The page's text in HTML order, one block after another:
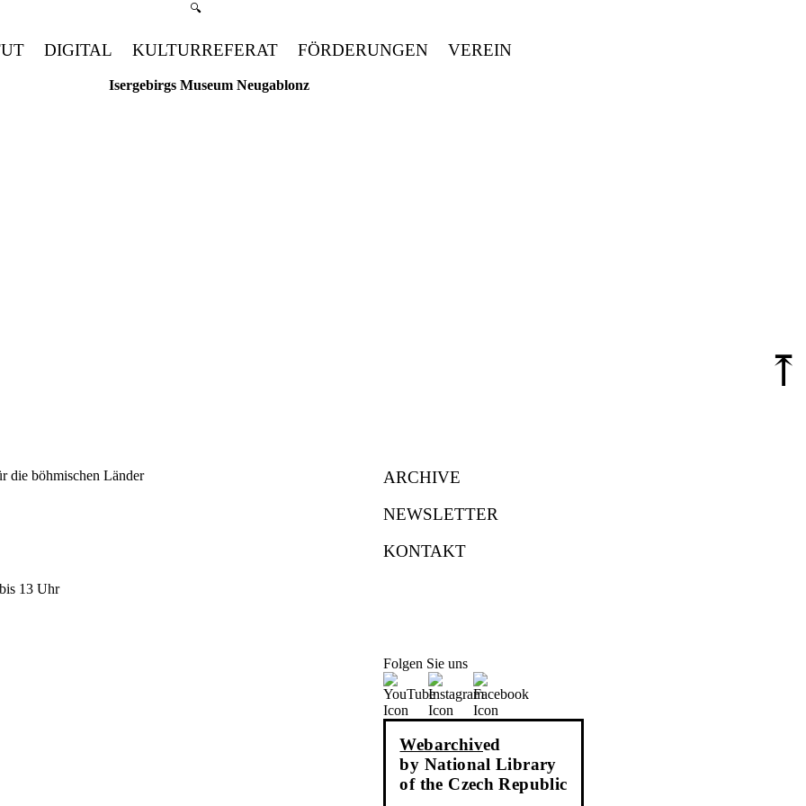
Suchmenü öffnen
🔍
DIGITAL KULTURREFERAT FÖRDERUNGEN VEREIN
Isergebirgs Museum Neugablonz
⤒
13 Uhr
ARCHIVE
NEWSLETTER
KONTAKT
Folgen Sie uns
Webarchived
by National Library
of the Czech Republic